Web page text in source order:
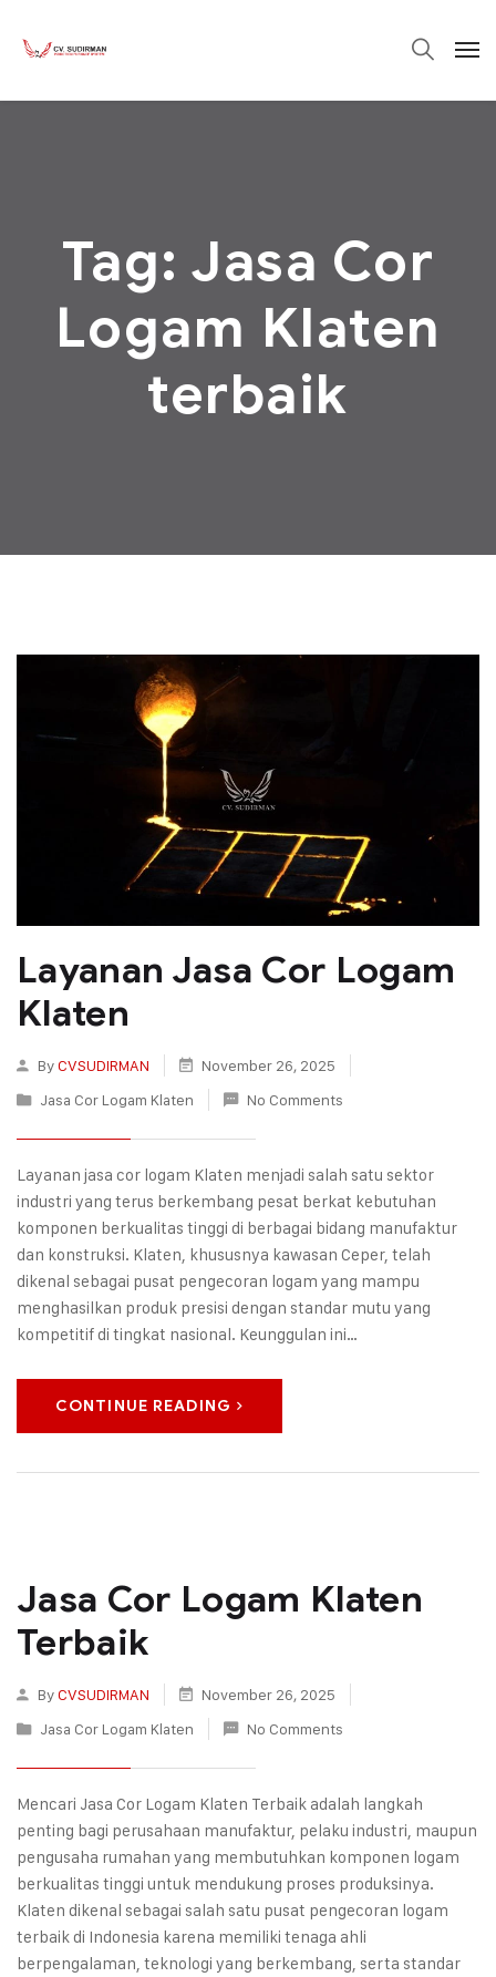
Tag: Jasa Cor
Logam Klaten
terbaik
Layanan Jasa Cor Logam
Klaten
ByCVSUDIRMAN
November 26, 2025
Jasa Cor Logam Klaten
No Comments
Layanan jasa cor logam Klaten menjadi salah satu sektor
industri yang terus berkembang pesat berkat kebutuhan
komponen berkualitas tinggi di berbagai bidang manufaktur
dan konstruksi. Klaten, khususnya kawasan Ceper, telah
dikenal sebagai pusat pengecoran logam yang mampu
menghasilkan produk presisi dengan standar mutu yang
kompetitif di tingkat nasional. Keunggulan ini…
CONTINUE READING
Jasa Cor Logam Klaten
Terbaik
ByCVSUDIRMAN
November 26, 2025
Jasa Cor Logam Klaten
No Comments
Mencari Jasa Cor Logam Klaten Terbaik adalah langkah
penting bagi perusahaan manufaktur, pelaku industri, maupun
pengusaha rumahan yang membutuhkan komponen logam
berkualitas tinggi untuk mendukung proses produksinya.
Klaten dikenal sebagai salah satu pusat pengecoran logam
terbaik di Indonesia karena memiliki tenaga ahli
berpengalaman, teknologi yang berkembang, serta standar